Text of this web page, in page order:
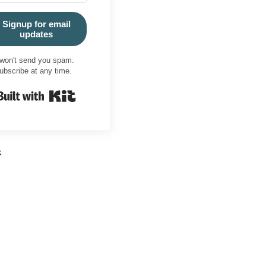
Signup for email
updates
send you spam.
at any time.